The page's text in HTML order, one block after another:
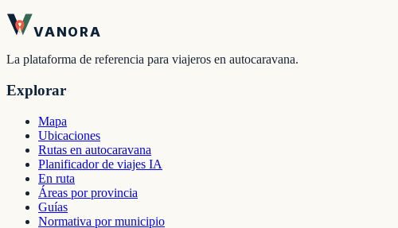
VANORA
La plataforma de referencia para viajeros en autocaravana.
Explorar
Mapa
Ubicaciones
Rutas en autocaravana
Planificador de viajes IA
En ruta
Áreas por provincia
Guías
Normativa por municipio